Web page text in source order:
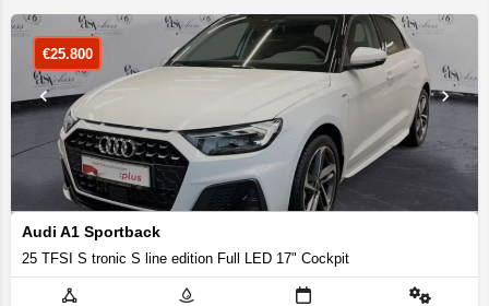
Audi A1 Sportback
25 TFSI S tronic S line edition Full LED 17" Cockpit
€25.800